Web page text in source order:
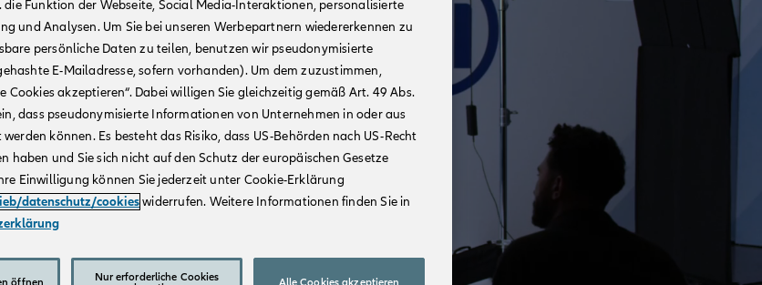
die Funktion der Webseite, Social Media-Interaktionen, personalisierte
und Analysen. Um Sie bei unseren Werbepartnern wiedererkennen zu
persönliche Daten zu teilen, benutzen wir pseudonymisierte
E-Mailadresse, sofern vorhanden). Um dem zuzustimmen,
Cookies akzeptieren“. Dabei willigen Sie gleichzeitig gemäß Art. 49 Abs.
dass pseudonymisierte Informationen von Unternehmen in oder aus
können. Es besteht das Risiko, dass US-Behörden nach US-Recht
haben und Sie sich nicht auf den Schutz der europäischen Gesetze
Einwilligung können Sie jederzeit unter Cookie-Erklärung
datenschutz/cookieswiderrufen. Weitere Informationen finden Sie in
öffnen
Nur erforderliche Cookies
Alle Cookies akzeptieren